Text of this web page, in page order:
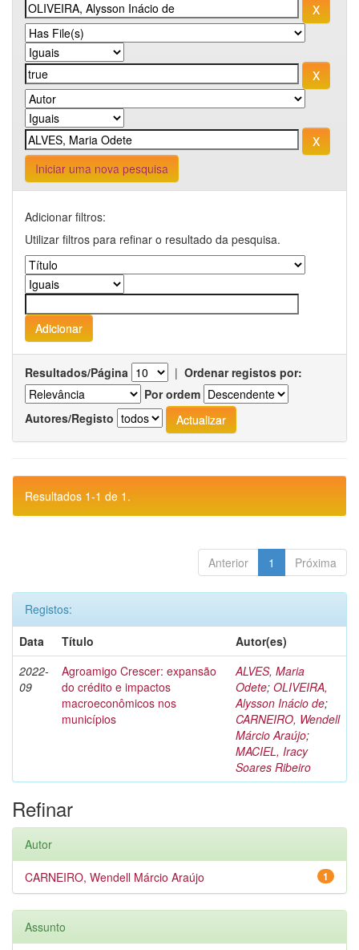
Iniciar uma nova pesquisa
Adicionar filtros:
Utilizar filtros para refinar o resultado da pesquisa.
Resultados/Página | Ordenar registos por:
Por ordem
Autores/Registo
Resultados 1-1 de 1.
Anterior 1 Próxima
Registos:
Data
Título
Autor(es)
2022-
09
Agroamigo Crescer: expansão
do crédito e impactos
macroeconômicos nos
municípios
ALVES, Maria
Odete; OLIVEIRA,
Alysson Inácio de;
CARNEIRO, Wendell
Márcio Araújo;
MACIEL, Iracy
Soares Ribeiro
Refinar
Autor
1
CARNEIRO, Wendell Márcio Araújo
Assunto